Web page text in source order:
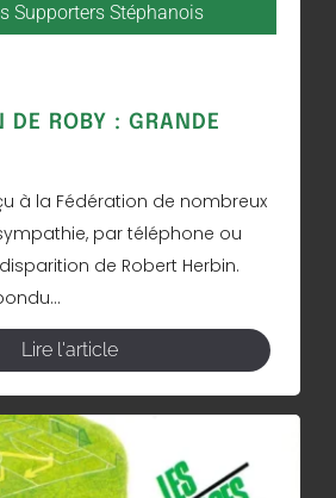
Supporters Stéphanois
DE ROBY : GRANDE
à la Fédération de nombreux
par téléphone ou
de Robert Herbin.
Lire l'article